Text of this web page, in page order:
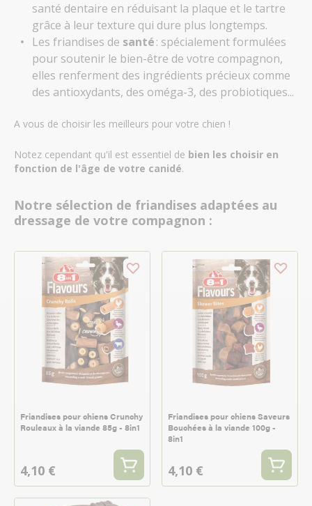
santé dentaire en réduisant la plaque et le tartre
grâce à leur texture qui dure plus longtemps.
Les friandises de santé: spécialement formulées
pour soutenir le bien-être de votre compagnon,
elles renferment des ingrédients précieux comme
des antioxydants, des oméga-3, des probiotiques...
A vous de choisir les meilleurs pour votre chien !
Notez cependant qu'il est essentiel de bien les choisir en
fonction de l'âge de votre canidé.
Notre sélection de friandises adaptées au
dressage de votre compagnon :
Friandises pour chiens Crunchy
Rouleaux à la viande 85g - 8in1
4,10 €
Friandises pour chiens Saveurs
Bouchées à la viande 100g -
8in1
4,10 €